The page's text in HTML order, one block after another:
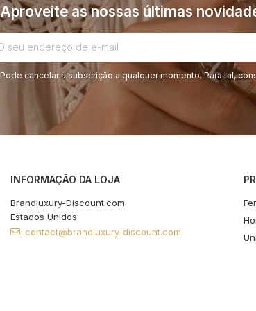
Aproveite as nossas últimas
Pode cancelar a subscrição a qualquer momento. Para tal,
INFORMAÇÃO DA LOJA
Brandluxury-Discount.com
Estados Unidos
contact@brandluxury-discount.com